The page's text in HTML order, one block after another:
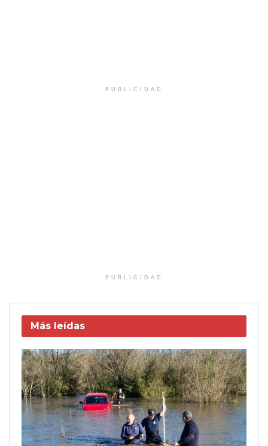
PUBLICIDAD
PUBLICIDAD
Más leídas